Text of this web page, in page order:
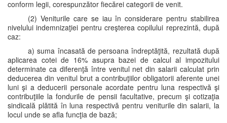
conform legii, corespunzător fiecărei categorii de venit.
(2) Veniturile care se iau în considerare pentru stabilirea
nivelului indemnizaţiei pentru creşterea copilului reprezintă, după
caz:
a) suma încasată de persoana îndreptăţită, rezultată după
aplicarea cotei de 16% asupra bazei de calcul al impozitului
determinate ca diferenţă între venitul net din salarii calculat prin
deducerea din venitul brut a contribuţiilor obligatorii aferente unei
luni şi a deducerii personale acordate pentru luna respectivă şi
contribuţiile la fondurile de pensii facultative, precum şi cotizaţia
sindicală plătită în luna respectivă pentru veniturile din salarii, la
locul unde se afla funcţia de bază;